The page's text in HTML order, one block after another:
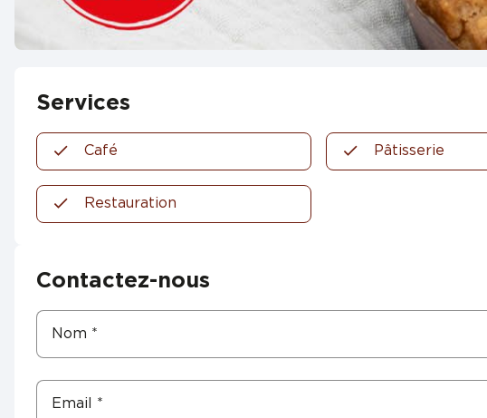
Services
Café Pâtisserie
Restauration
Contactez-nous